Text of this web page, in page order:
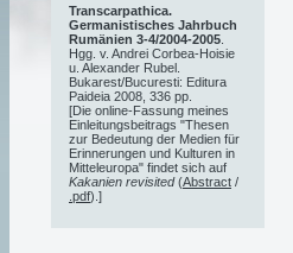
Transcarpathica.
Germanistisches Jahrbuch
Rumänien 3-4/2004-2005
Hgg. v. Andrei Corbea-Hoisie
u. Alexander Rubel.
Bukarest/Bucuresti: Editura
Paideia 2008, 336 pp.
[Die online-Fassung meines
Einleitungsbeitrags "Thesen
zur Bedeutung der Medien für
Erinnerungen und Kulturen in
Mitteleuropa" findet sich auf
Kakanien revisited(Abstract /
.pdf).]